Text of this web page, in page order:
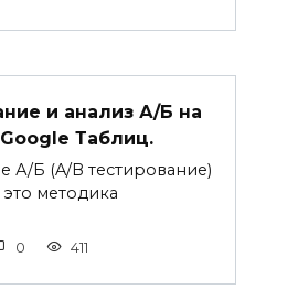
и анализ А/Б на
Таблиц.
А/Б (A/B тестирование)
методика
0 411